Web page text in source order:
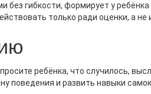
без гибкости, формирует у
только ради оценки, а не
ребёнка, что случилось,
поведения и развить навыки